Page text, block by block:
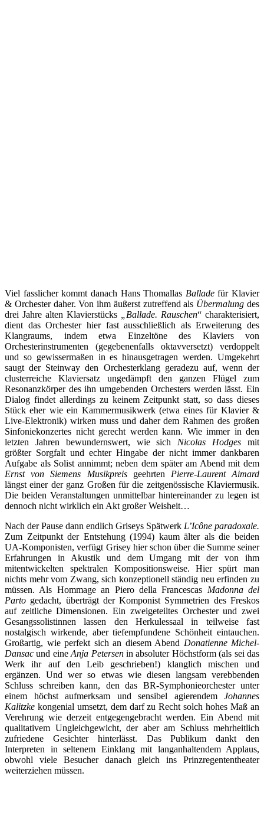
Viel fasslicher kommt danach Hans Thomallas Balladefür Klavier
& Orchester daher. Von ihm äußerst zutreffend als Übermalungdes
drei Jahre alten Klavierstücks
„Ballade. Rauschen“ charakterisiert,
dient das Orchester hier fast ausschließlich als Erweiterung des
Klangraums, indem etwa Einzeltöne des Klaviers von
Orchesterinstrumenten (gegebenenfalls oktavversetzt) verdoppelt
und so gewissermaßen in es hinausgetragen werden. Umgekehrt
saugt der Steinway den Orchesterklang geradezu auf, wenn der
clusterreiche Klaviersatz ungedämpft den ganzen Flügel zum
Resonanzkörper des ihn umgebenden Orchesters werden lässt. Ein
Dialog findet allerdings zu keinem Zeitpunkt statt, so dass dieses
Stück eher wie ein Kammermusikwerk (etwa eines für Klavier &
Live-Elektronik) wirken muss und daher dem Rahmen des großen
Sinfoniekonzertes nicht gerecht werden kann. Wie immer in den
letzten Jahren bewundernswert, wie sich Nicolas Hodgesmit
größter Sorgfalt und echter Hingabe der nicht immer dankbaren
Aufgabe als Solist annimmt; neben dem später am Abend mit dem
Ernst von Siemens Musikpreis geehrten Pierre-Laurent Aimard
längst einer der ganz Großen für die zeitgenössische Klaviermusik.
Die beiden Veranstaltungen unmittelbar hintereinander zu legen ist
dennoch nicht wirklich ein Akt großer Weisheit…
Nach der Pause dann endlich Griseys Spätwerk L’Icône paradoxale.
Zum Zeitpunkt der Entstehung (1994) kaum älter als die beiden
UA-Komponisten, verfügt Grisey hier schon über die Summe seiner
Erfahrungen in Akustik und dem Umgang mit der von ihm
mitentwickelten spektralen Kompositionsweise. Hier spürt man
nichts mehr vom Zwang, sich konzeptionell ständig neu erfinden zu
müssen. Als Hommage an Piero della Francescas Madonna del
Parto gedacht, überträgt der Komponist Symmetrien des Freskos
auf zeitliche Dimensionen. Ein zweigeteiltes Orchester und zwei
Gesangssolistinnen lassen den Herkulessaal in teilweise fast
nostalgisch wirkende, aber tiefempfundene Schönheit eintauchen.
Großartig, wie perfekt sich an diesem Abend Donatienne Michel-
Dansacund eineAnja Petersenin absoluter Höchstform (als sei das
Werk ihr auf den Leib geschrieben!) klanglich mischen und
ergänzen. Und wer so etwas wie diesen langsam verebbenden
Schluss schreiben kann, den das BR-Symphonieorchester unter
einem höchst aufmerksam und sensibel agierendem Johannes
Kalitzke kongenial umsetzt, dem darf zu Recht solch hohes Maß an
Verehrung wie derzeit entgegengebracht werden. Ein Abend mit
qualitativem Ungleichgewicht, der aber am Schluss mehrheitlich
zufriedene Gesichter hinterlässt. Das Publikum dankt den
Interpreten in seltenem Einklang mit langanhaltendem Applaus,
obwohl viele Besucher danach gleich ins Prinzregententheater
weiterziehen müssen.